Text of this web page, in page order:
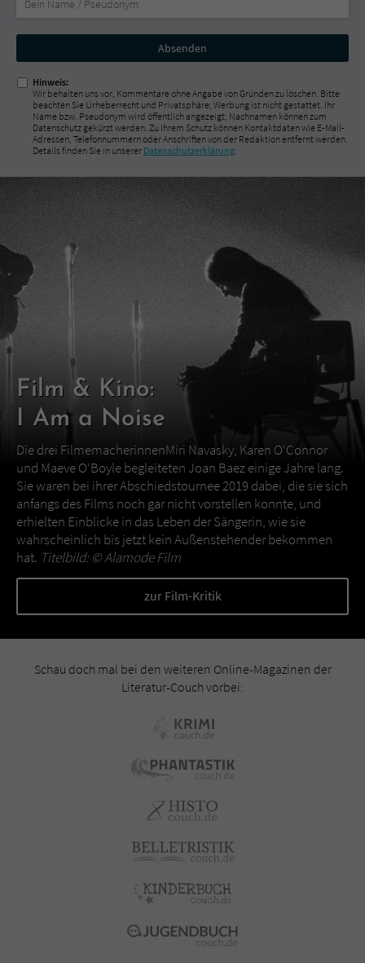
Nicht
ausfüllen!
Hinweis:
Wir behalten uns vor, Kommentare ohne Angabe von Gründen zu löschen. Bitte
beachten Sie Urheberrecht und Privatsphäre; Werbung ist nicht gestattet. Ihr
Name bzw. Pseudonym wird öffentlich angezeigt; Nachnamen können zum
Datenschutz gekürzt werden. Zu Ihrem Schutz können Kontaktdaten wie E-Mail-
Adressen, Telefonnummern oder Anschriften von der Redaktion entfernt werden.
Details finden Sie in unserer Datenschutzerklärung.
Film & Kino:
I Am a Noise
Die drei FilmemacherinnenMiri Navasky, Karen O‘Connor
und Maeve O‘Boyle begleiteten Joan Baez einige Jahre lang.
Sie waren bei ihrer Abschiedstournee 2019 dabei, die sie sich
anfangs des Films noch gar nicht vorstellen konnte, und
erhielten Einblicke in das Leben der Sängerin, wie sie
wahrscheinlich bis jetzt kein Außenstehender bekommen
hat. Titelbild: ©Alamode Film
zur Film-Kritik
Schau doch mal bei den weiteren Online-Magazinen der
Literatur-Couch vorbei: